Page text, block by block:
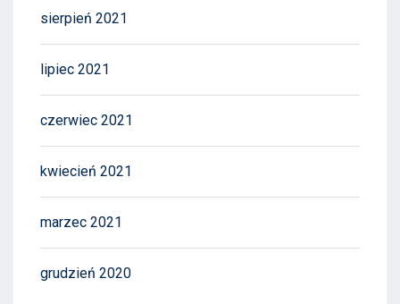
sierpień 2021
lipiec 2021
czerwiec 2021
kwiecień 2021
marzec 2021
grudzień 2020